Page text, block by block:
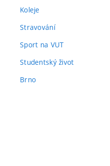
Koleje
Stravování
Sport na VUT
Studentský život
Brno